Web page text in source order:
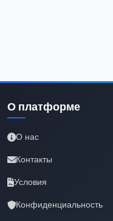
О платформе
О нас
Контакты
Условия
Конфиденциальность